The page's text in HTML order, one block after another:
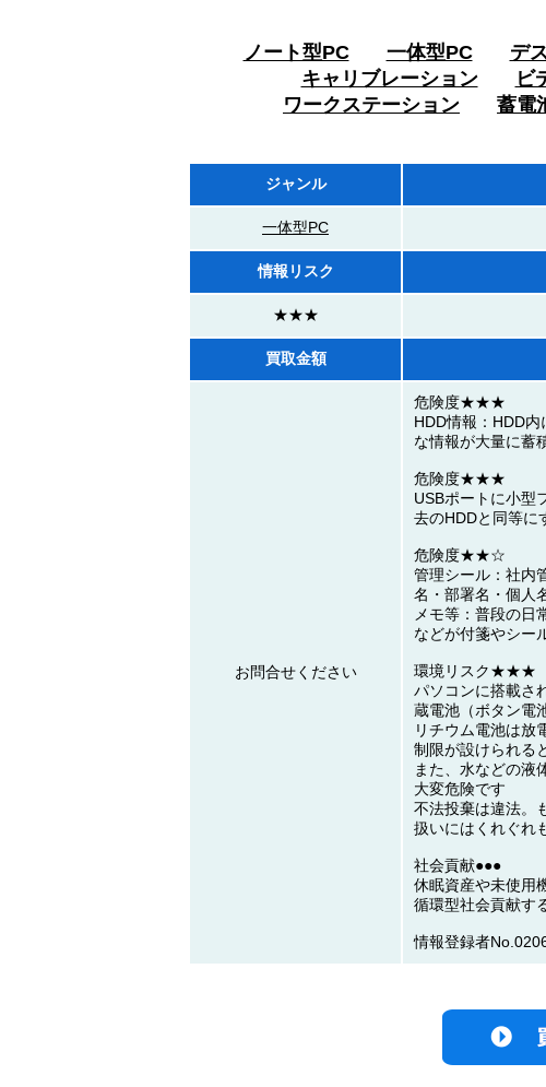
ノート型PC 一体型PC デ
キャリブレーション
ビ
ワークステーション
蓄電
ジャンル
一体型PC
情報リスク
★★★
買取金額
お問合せください
危険度★★★
HDD情報：HDD
な情報が大量に蓄
危険度★★★
USBポートに小型
去のHDDと同等に
危険度★★☆
管理シール：社内
名・部署名・個人
メモ等：普段の日
などが付箋やシー
環境リスク★★★
パソコンに搭載さ
蔵電池（ボタン電
リチウム電池は放
制限が設けられる
また、水などの液
大変危険です
不法投棄は違法。
扱いにはくれぐれ
社会貢献●●●
休眠資産や未使用
循環型社会貢献す
情報登録者